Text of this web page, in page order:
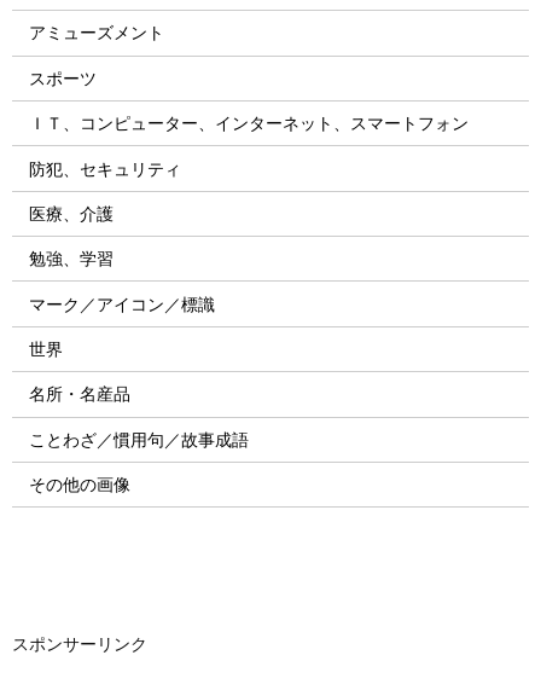
アミューズメント
スポーツ
ＩＴ、コンピューター、インターネット、スマートフォン
防犯、セキュリティ
医療、介護
勉強、学習
マーク／アイコン／標識
世界
名所・名産品
ことわざ／慣用句／故事成語
その他の画像
スポンサーリンク